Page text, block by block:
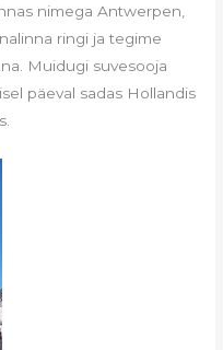
nimega Antwerpen,
ringi ja tegime
Muidugi suvesooja
päeval sadas Hollandis